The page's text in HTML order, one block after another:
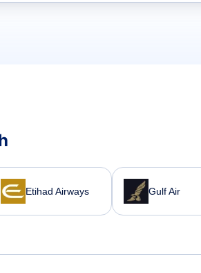
Etihad Airways Gulf Air